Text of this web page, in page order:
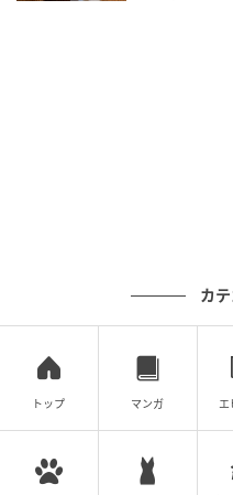
遊具広場の奥には広大な
カ
トップ マンガ エ